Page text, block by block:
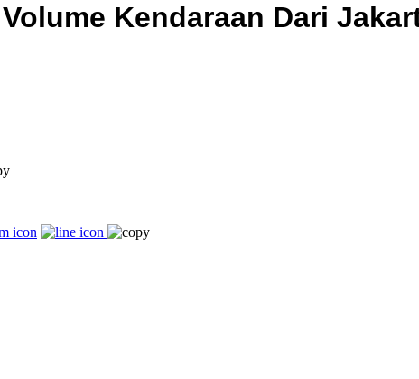
Kendaraan Dari